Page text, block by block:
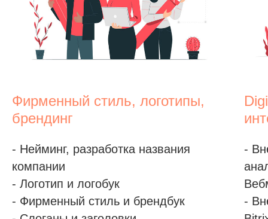
Фирменный стиль, логотипы,
брендинг
- Нейминг, разработка названия
компании
- Логотип и логобук
- Фирменный стиль и брендбук
-
-